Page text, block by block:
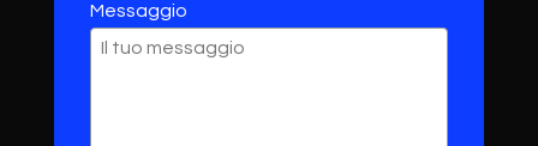
Messaggio